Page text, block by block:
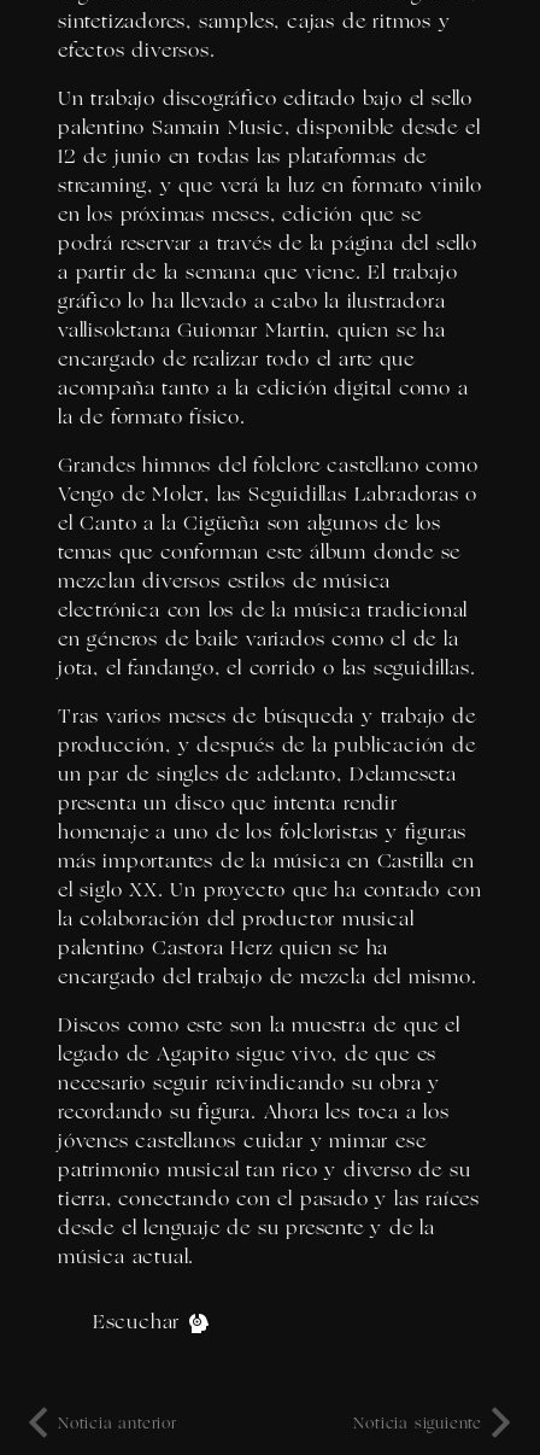
sintetizadores, samples, cajas de ritmos y
efectos diversos.
Un trabajo discográfico editado bajo el sello
palentino Samain Music, disponible desde el
12 de junio en todas las plataformas de
streaming, y que verá la luz en formato vinilo
en los próximas meses, edición que se
podrá reservar a través de la página del sello
a partir de la semana que viene. El trabajo
gráfico lo ha llevado a cabo la ilustradora
vallisoletana Guiomar Martin, quien se ha
encargado de realizar todo el arte que
acompaña tanto a la edición digital como a
la de formato físico.
Grandes himnos del folclore castellano como
Vengo de Moler, las Seguidillas Labradoras o
el Canto a la Cigüeña son algunos de los
temas que conforman este álbum donde se
mezclan diversos estilos de música
electrónica con los de la música tradicional
en géneros de baile variados como el de la
jota, el fandango, el corrido o las seguidillas.
Tras varios meses de búsqueda y trabajo de
producción, y después de la publicación de
un par de singles de adelanto, Delameseta
presenta un disco que intenta rendir
homenaje a uno de los folcloristas y figuras
más importantes de la música en Castilla en
el siglo XX. Un proyecto que ha contado con
la colaboración del productor musical
palentino Castora Herz quien se ha
encargado del trabajo de mezcla del mismo.
Discos como este son la muestra de que el
legado de Agapito sigue vivo, de que es
necesario seguir reivindicando su obra y
recordando su figura. Ahora les toca a los
jóvenes castellanos cuidar y mimar ese
patrimonio musical tan rico y diverso de su
tierra, conectando con el pasado y las raíces
desde el lenguaje de su presente y de la
música actual.
Escuchar
Noticia anterior Noticia siguiente